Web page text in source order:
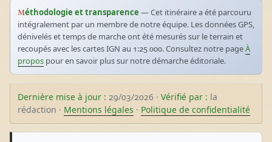
Méthodologie et transparence — Cet itinéraire a été parcouru
intégralement par un membre de notre équipe. Les données GPS,
dénivelés et temps de marche ont été mesurés sur le terrain et
recoupés avec les cartes IGN au 1:25 000. Consultez notre pageÀ
propos pour en savoir plus sur notre démarche éditoriale.
Dernière mise à jour : 29/03/2026 · Vérifié par : la
rédaction · Mentions légales · Politique de confidentialité